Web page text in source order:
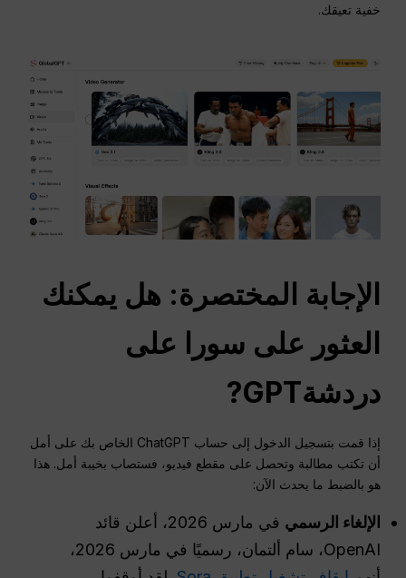
خفية تعيقك.
الإجابة المختصرة: هل يمكنك
العثور على سورا على
دردشةGPT
?
إذا قمت بتسجيل الدخول إلى حساب ChatGPT الخاص بك على أمل
أن تكتب مطالبة وتحصل على مقطع فيديو، فستصاب بخيبة أمل. هذا
هو بالضبط ما يحدث الآن:
الإلغاء الرسمي
في مارس 2026، أعلن قائد
OpenAI، سام ألتمان، رسميًا في مارس 2026،